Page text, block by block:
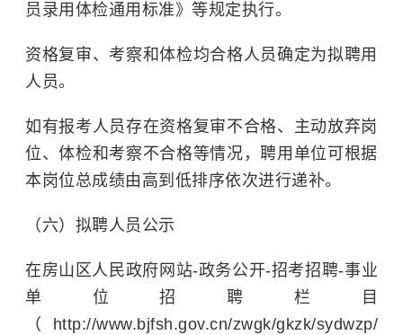
员录用体检通用标准》等规定执行。
资格复审、考察和体检均合格人员确定为拟聘用
人员。
如有报考人员存在资格复审不合格、主动放弃岗
位、体检和考察不合格等情况，聘用单位可根据
本岗位总成绩由高到低排序依次进行递补。
（六）拟聘人员公示
在房山区人民政府网站-政务公开-招考招聘-事业
单位招聘栏目
（http://www.bjfsh.gov.cn/zwgk/gkzk/sydwzp/